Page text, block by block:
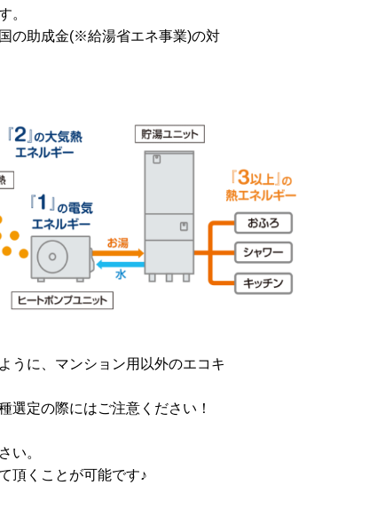
。
の助成金(※給湯省エネ事業)の対
うに、マンション用以外のエコキ
選定の際にはご注意ください！
い。
頂くことが可能です♪